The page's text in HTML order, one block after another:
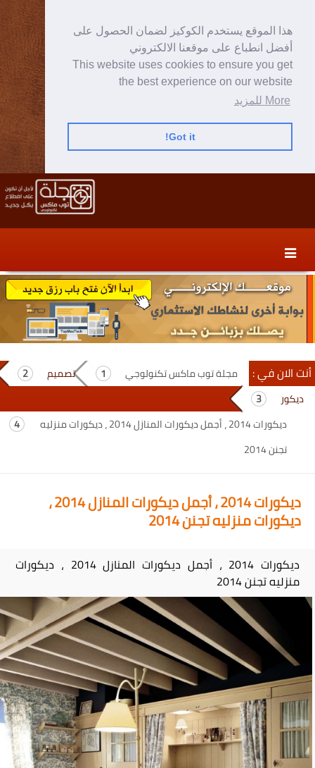
هذا الموقع يستخدم الكوكيز لضمان الحصول على
أفضل انطباع على موقعنا الالكتروني
This website uses cookies to ensure you get
the best experience on our website
More للمزيد
Got it!
content
secondary
content
أنت الان في : مجلة توب ماكس تكنولوجي
تصميم
ديكور
ديكورات 2014 ، أجمل ديكورات المنازل 2014 ، ديكورات منزليه
تجنن 2014
ديكورات 2014 ، أجمل ديكورات المنازل 2014 ،
ديكورات منزليه تجنن 2014
ديكورات 2014 ، أجمل ديكورات المنازل 2014 ، ديكورات
منزليه تجنن 2014